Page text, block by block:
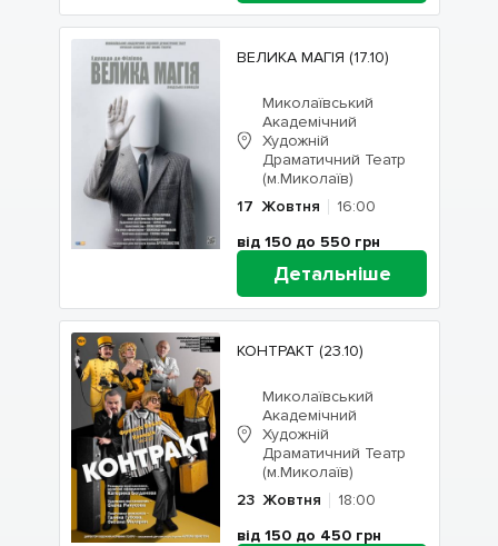
ВЕЛИКА МАГІЯ (17.10)
Миколаївський
Академічний
Художній
Драматичний Театр
(м.Миколаїв)
17 Жовтня
16:00
від 150 до 550 грн
Детальніше
КОНТРАКТ (23.10)
Миколаївський
Академічний
Художній
Драматичний Театр
(м.Миколаїв)
23 Жовтня
18:00
від 150 до 450 грн